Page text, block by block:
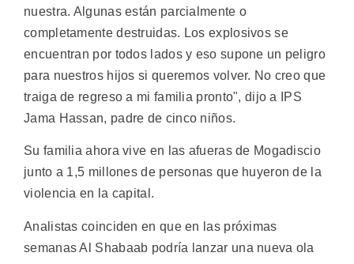
nuestra. Algunas están parcialmente o
completamente destruidas. Los explosivos se
encuentran por todos lados y eso supone un peligro
para nuestros hijos si queremos volver. No creo que
traiga de regreso a mi familia pronto", dijo a IPS
Jama Hassan, padre de cinco niños.
Su familia ahora vive en las afueras de Mogadiscio
junto a 1,5 millones de personas que huyeron de la
violencia en la capital.
Analistas coinciden en que en las próximas
semanas Al Shabaab podría lanzar una nueva ola